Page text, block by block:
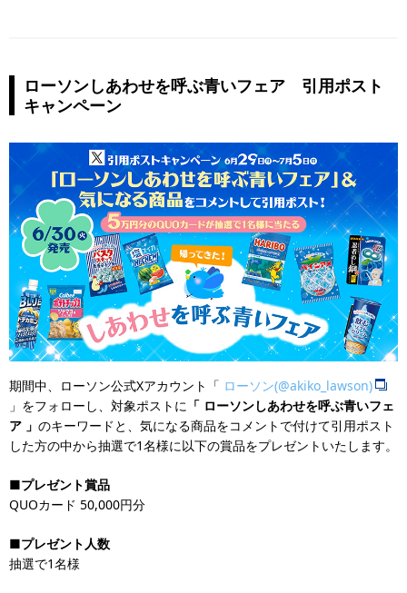
ローソンしあわせを呼ぶ青いフェア 引用ポスト
キャンペーン
期間中、ローソン公式Xアカウント「 ローソン(@akiko_lawson)
」をフォローし、対象ポストに 「 ローソンしあわせを呼ぶ青いフェ
ア 」 のキーワードと、気になる商品をコメントで付けて引用ポスト
した方の中から抽選で1名様に以下の賞品をプレゼントいたします。
■プレゼント賞品
QUOカード 50,000円分
■プレゼント人数
抽選で1名様